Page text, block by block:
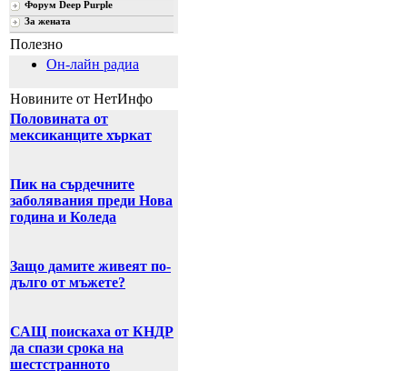
Форум Deep Purple
За жената
Полезно
Он-лайн радиа
Новините от НетИнфо
Половината от
мексиканците хъркат
Пик на сърдечните
заболявания преди Нова
година и Коледа
Защо дамите живеят по-
дълго от мъжете?
САЩ поискаха от КНДР
да спази срока на
шестстранното